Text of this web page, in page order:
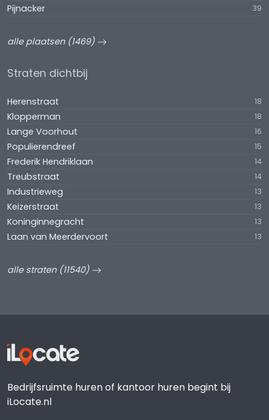
Pijnacker 39
alle plaatsen (1469)
Straten dichtbij
Herenstraat 18
Klopperman 18
Lange Voorhout 16
Populierendreef 15
Frederik Hendriklaan 14
Treubstraat 14
Industrieweg 13
Keizerstraat 13
Koninginnegracht 13
Laan van Meerdervoort 13
alle straten (11540)
Bedrijfsruimte huren of kantoor huren begint bij
iLocate.nl